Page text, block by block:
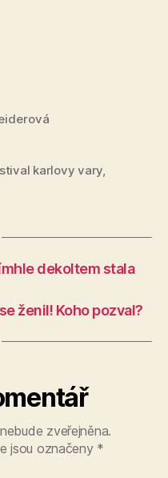
karlovy vary,
dekoltem stala
ženil! Koho pozval?
zveřejněna.
jsou označeny *